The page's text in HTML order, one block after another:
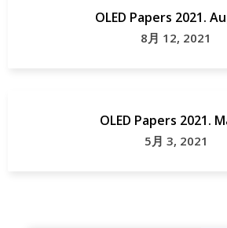
OLED Papers 2021.
8月 12, 2021
OLED Papers 2021.
5月 3, 2021